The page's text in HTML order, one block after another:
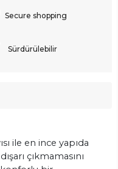
Secure shopping
Sürdürülebilir
ile en ince yapıda
çıkmamasını